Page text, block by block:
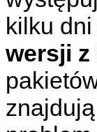
kilku
wersji